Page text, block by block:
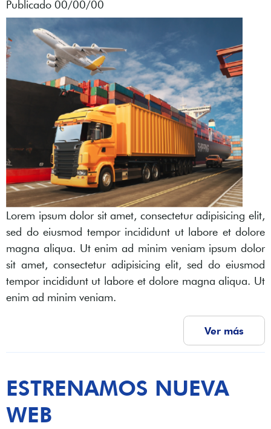
Publicado 00/00/00
Lorem ipsum dolor sit amet, consectetur adipisicing elit,
sed do eiusmod tempor incididunt ut labore et dolore
magna aliqua. Ut enim ad minim veniam ipsum dolor
sit amet, consectetur adipisicing elit, sed do eiusmod
tempor incididunt ut labore et dolore magna aliqua. Ut
enim ad minim veniam.
Ver más
ESTRENAMOS NUEVA
WEB